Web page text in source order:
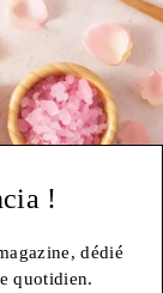
!
dédié
quotidien.